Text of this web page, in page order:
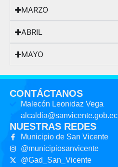
MARZO
ABRIL
MAYO
CONTÁCTANOS
Malecón Leonidaz Vega
alcaldia@sanvicente.gob.ec
NUESTRAS REDES
Municipio de San Vicente
@municipiosanvicente
@Gad_San_Vicente